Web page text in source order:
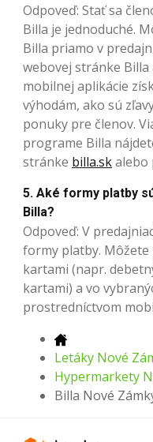
Odpoveď: Stať sa
Billa je jednoduché.
Billa priamo v
webovej stránke
mobilnej aplikácie
výhodám, ako sú
ponuky pre členov.
programe Billa
stránke billa.skalebo
5. Aké formy platby
Billa?
Odpoveď: V
formy platby.
kartami (napr.
kartami) a vo
prostredníctvom
Letáky Nové
Hypermarkety
Billa Nové